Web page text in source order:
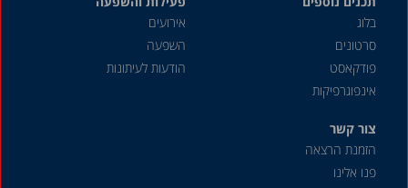
בלוג
סרטונים
פודקאסט
אינפוגרפיקות
אירועים
השפעה
הודעות לעיתונות
צור קשר
הזמנת הרצאה
פנו אלינו